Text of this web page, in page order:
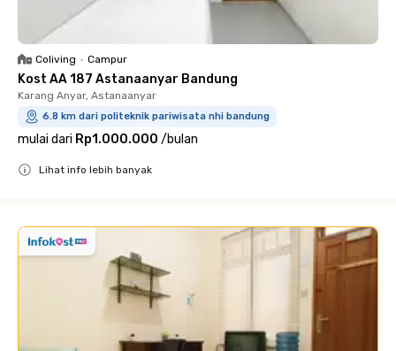
Coliving • Campur
Kost AA 187 Astanaanyar Bandung
Karang Anyar, Astanaanyar
6.8 km dari politeknik pariwisata nhi bandung
mulai dari Rp1.000.000 /bulan
Lihat info lebih banyak